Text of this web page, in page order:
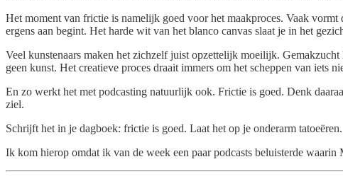
Het moment van frictie is namelijk goed voor het maakproces. Vaak
ergens aan begint. Het harde wit van het blanco canvas slaat je in het
Veel kunstenaars maken het zichzelf juist opzettelijk moeilijk.
geen kunst. Het creatieve proces draait immers om het scheppen van iets
En zo werkt het met podcasting natuurlijk ook. Frictie is goed. Denk
ziel.
Schrijft het in je dagboek: frictie is goed. Laat het op je onderarm tatoeëren.
Ik kom hierop omdat ik van de week een paar podcasts beluisterde